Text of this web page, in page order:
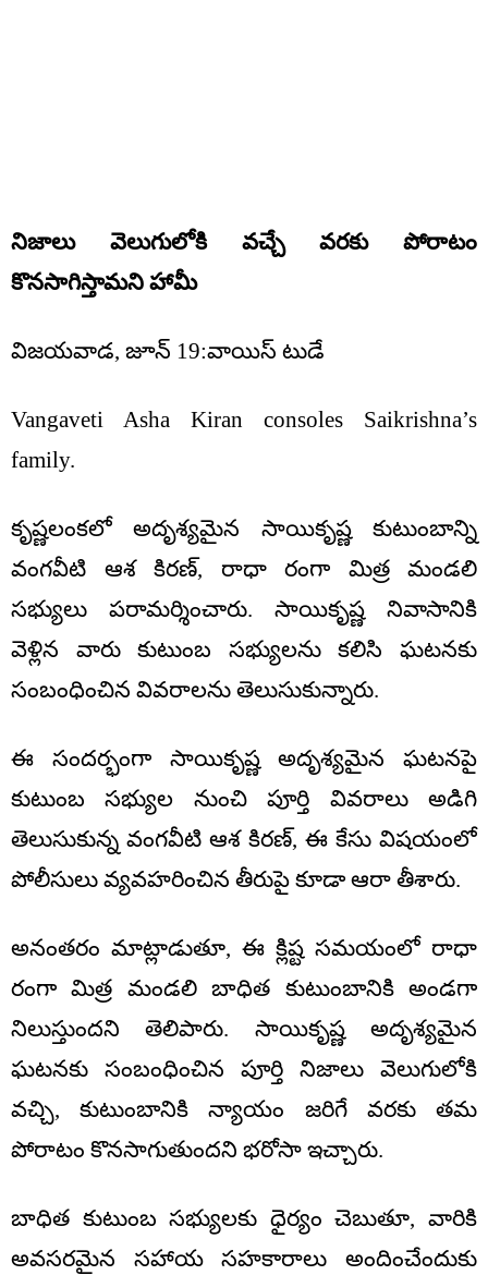
నిజాలు వెలుగులోకి వచ్చే వరకు పోరాటం
కొనసాగిస్తామని హామీ
విజయవాడ, జూన్ 19:వాయిస్ టుడే
Vangaveti Asha Kiran consoles Saikrishna’s
family.
కృష్ణలంకలో అదృశ్యమైన సాయికృష్ణ కుటుంబాన్ని
వంగవీటి ఆశ కిరణ్, రాధా రంగా మిత్ర మండలి
సభ్యులు పరామర్శించారు. సాయికృష్ణ నివాసానికి
వెళ్లిన వారు కుటుంబ సభ్యులను కలిసి ఘటనకు
సంబంధించిన వివరాలను తెలుసుకున్నారు.
ఈ సందర్భంగా సాయికృష్ణ అదృశ్యమైన ఘటనపై
కుటుంబ సభ్యుల నుంచి పూర్తి వివరాలు అడిగి
తెలుసుకున్న వంగవీటి ఆశ కిరణ్, ఈ కేసు విషయంలో
పోలీసులు వ్యవహరించిన తీరుపై కూడా ఆరా తీశారు.
అనంతరం మాట్లాడుతూ, ఈ క్లిష్ట సమయంలో రాధా
రంగా మిత్ర మండలి బాధిత కుటుంబానికి అండగా
నిలుస్తుందని తెలిపారు. సాయికృష్ణ అదృశ్యమైన
ఘటనకు సంబంధించిన పూర్తి నిజాలు వెలుగులోకి
వచ్చి, కుటుంబానికి న్యాయం జరిగే వరకు తమ
పోరాటం కొనసాగుతుందని భరోసా ఇచ్చారు.
బాధిత కుటుంబ సభ్యులకు ధైర్యం చెబుతూ, వారికి
అవసరమైన సహాయ సహకారాలు అందించేందుకు